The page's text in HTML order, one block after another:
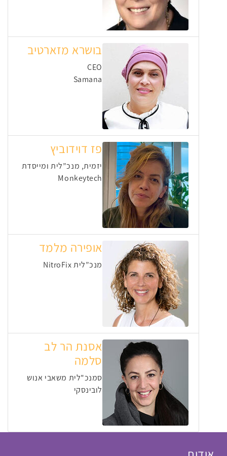
בושרא מזארטיב
CEO
Samana
פז דוידוביץ
יזמית, מנכ”לית ומייסדת
Monkeytech
אופירה מלמד
מנכ”לית NitroFix
אסנת הר לב
סלמה
סמנכ"לית משאבי אנוש
לובינסקי